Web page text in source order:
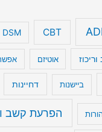
CBT
DSM
אוטיזם
ביישנות דחיינות
הפרעת קשב